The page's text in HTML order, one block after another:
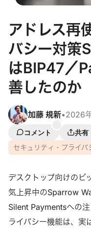
アドレス再
バシー対策
はBIP47／
善したのか
加藤 規新•2026
コメント
共有
セキュリティ・プライバ
デスクトップ向けのビ
気上昇中のSparrow
Silent Paymentsへの
ライバシー機能は、実